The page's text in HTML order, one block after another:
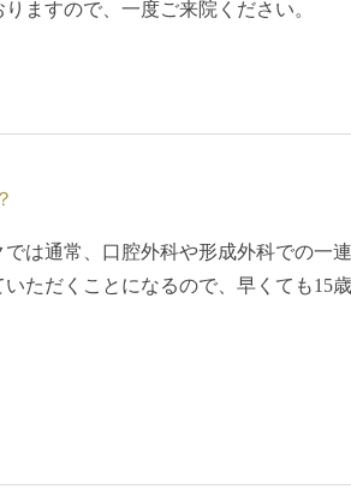
ますので、一度ご来院ください。
は通常、口腔外科や形成外科での一
ただくことになるので、早くても15